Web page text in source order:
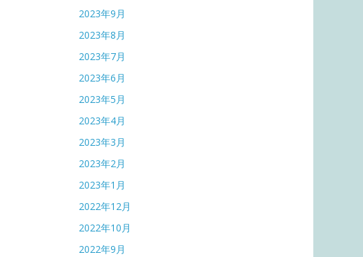
2023年9月
2023年8月
2023年7月
2023年6月
2023年5月
2023年4月
2023年3月
2023年2月
2023年1月
2022年12月
2022年10月
2022年9月